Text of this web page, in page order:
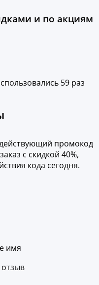
и по акциям
59 раз
промокод
с скидкой 40%,
кода сегодня.
имя